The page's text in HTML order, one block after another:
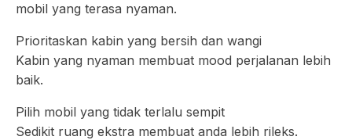
mobil yang terasa nyaman.
Prioritaskan kabin yang bersih dan wangi
Kabin yang nyaman membuat mood perjalanan lebih
baik.
Pilih mobil yang tidak terlalu sempit
Sedikit ruang ekstra membuat anda lebih rileks.